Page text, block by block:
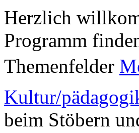
Herzlich
Programm
Themenfelder
Kultur/
beim Stöbern